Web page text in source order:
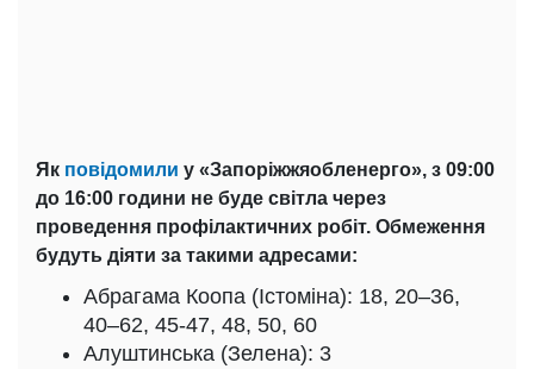
Як повідомили у «Запоріжжяобленерго», з 09:00
до 16:00 години не буде світла через
проведення профілактичних робіт. Обмеження
будуть діяти за такими адресами:
Абрагама Коопа (Істоміна): 18, 20–36,
40–62, 45-47, 48, 50, 60
Алуштинська (Зелена): 3